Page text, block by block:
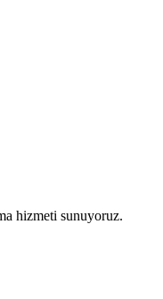
hizmeti sunuyoruz.